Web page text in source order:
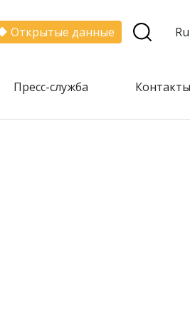
Открытые данные Ru
Пресс-служба Контакты